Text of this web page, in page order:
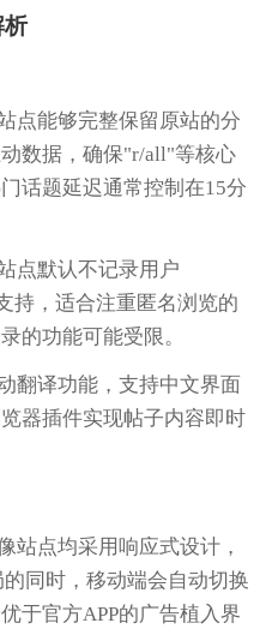
析
点能够完整保留原站的分
数据，确保"r/all"等核心
话题延迟通常控制在15分
点默认不记录用户
持，适合注重匿名浏览的
的功能可能受限。
翻译功能，支持中文界面
器插件实现帖子内容即时
站点均采用响应式设计，
同时，移动端会自动切换
于官方APP的广告植入界